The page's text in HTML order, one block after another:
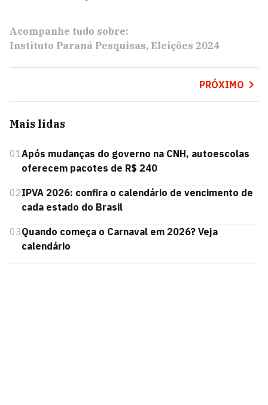
Acompanhe tudo sobre:
Instituto Paraná Pesquisas Eleições 2024
PRÓXIMO
Mais lidas
01Após mudanças do governo na CNH, autoescolas
oferecem pacotes de R$ 240
02IPVA 2026: confira o calendário de vencimento de
cada estado do Brasil
03Quando começa o Carnaval em 2026? Veja
calendário